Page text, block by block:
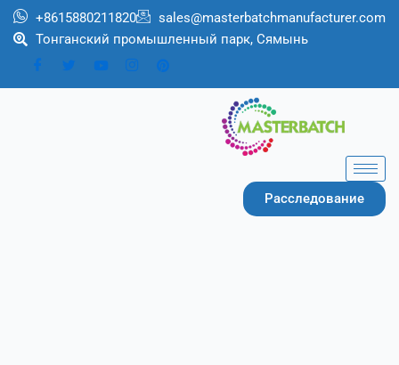
Перейти+8615880211820
sales@masterbatchmanufacturer.com
Тонганский промышленный парк, Сямынь
Расследование